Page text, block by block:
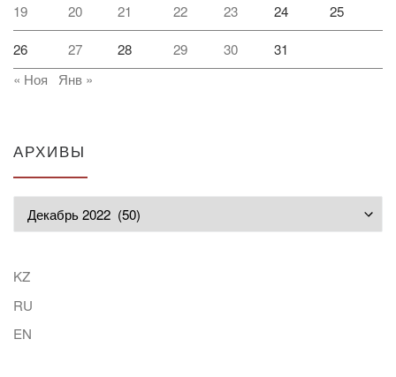
19 20 21 22 23 24 25
26 27 28 29 30
31
« Ноя
Янв »
АРХИВЫ
KZ
RU
EN